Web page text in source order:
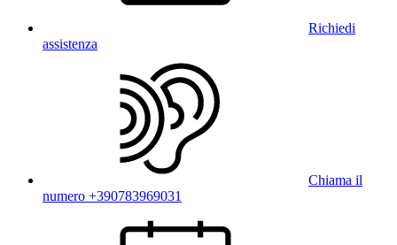
Richiedi
assistenza
Chiama il
numero +390783969031